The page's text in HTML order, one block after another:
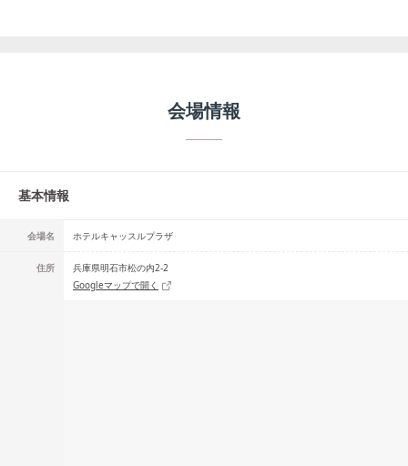
会場情報
基本情報
会場名 ホテルキャッスルプラザ
住所
兵庫県明石市松の内2-2
Googleマップで開く